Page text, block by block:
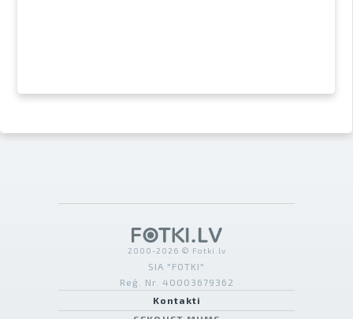
2000-2026 © Fotki.lv
SIA "FOTKI"
Reģ. Nr. 40003679362
Kontakti